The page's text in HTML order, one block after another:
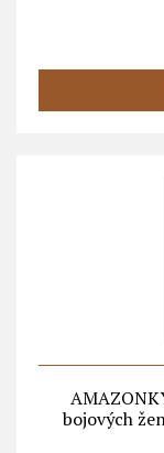
bojových